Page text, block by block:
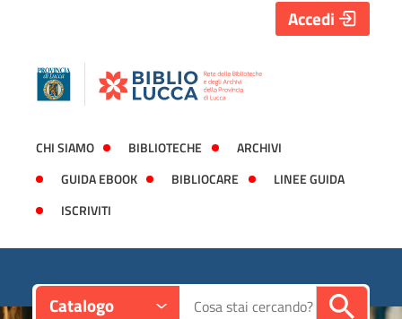
CHI SIAMO BIBLIOTECHE
ARCHIVI
GUIDA EBOOK
BIBLIOCARE
LINEE GUIDA
ISCRIVITI
Accedi
Catalogo Cerca su "Catalogo"